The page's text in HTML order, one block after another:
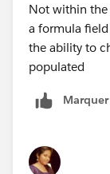
Not within
a formula
the ability to
populated